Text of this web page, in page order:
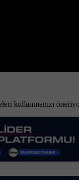
kullanmanızı